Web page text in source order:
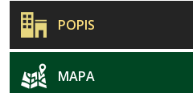
POPIS
MAPA